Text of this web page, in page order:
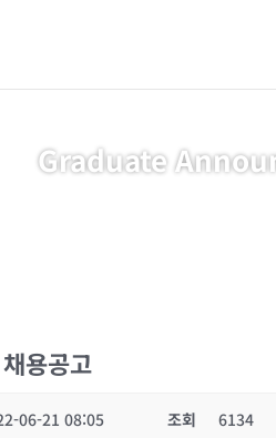
Graduate
용공고
06-21 08:05 조회 6134